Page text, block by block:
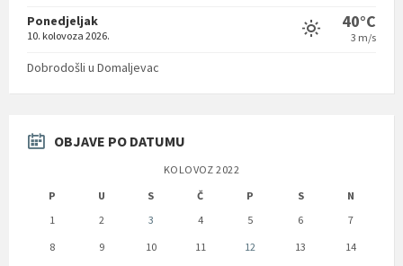
Ponedjeljak
10. kolovoza 2026.
40°C
3 m/s
Dobrodošli u Domaljevac
OBJAVE PO DATUMU
KOLOVOZ 2022
P
U S Č P S
N
1
2 3 4 5 6
7
8
9 10 11 12 13
14